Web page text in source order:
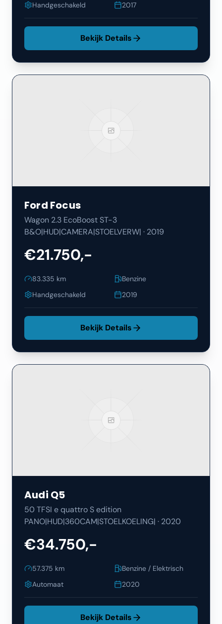
Handgeschakeld
2017
Bekijk Details
Ford Focus
Wagon 2.3 EcoBoost ST-3
B&O|HUD|CAMERA|STOELVERW| · 2019
€21.750,-
83.335 km
Benzine
Handgeschakeld
2019
Bekijk Details
Audi Q5
50 TFSI e quattro S edition
PANO|HUD|360CAM|STOELKOELING| · 2020
€34.750,-
57.375 km
Benzine / Elektrisch
Automaat
2020
Bekijk Details